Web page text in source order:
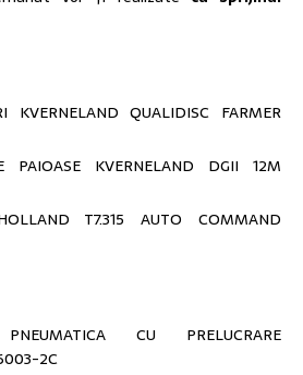
KVERNELAND QUALIDISC FARMER
PAIOASE KVERNELAND DGII 12M
T7.315 AUTO COMMAND
PNEUMATICA CU PRELUCRARE
2C